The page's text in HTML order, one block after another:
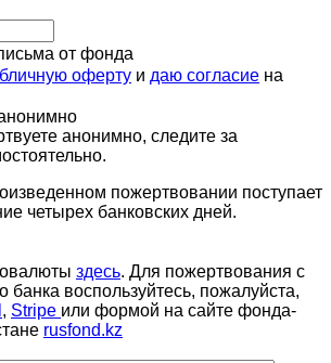
от фонда
оферту и даю согласие на
анонимно, следите за
пожертвовании поступает
четырех банковских дней.
здесь. Для пожертвования с
банка воспользуйтесь, пожалуйста,
, Stripe или формой на сайте фонда-
rusfond.kz